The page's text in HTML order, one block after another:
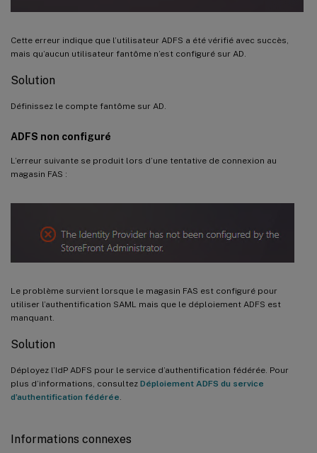
Cette erreur indique que l’utilisateur ADFS a été vérifié avec succès,
mais qu’aucun utilisateur fantôme n’est configuré sur AD.
Solution
Définissez le compte fantôme sur AD.
ADFS non configuré
L’erreur suivante se produit lors d’une tentative de connexion au
magasin FAS :
Le problème survient lorsque le magasin FAS est configuré pour
utiliser l’authentification SAML mais que le déploiement ADFS est
manquant.
Solution
Déployez l’IdP ADFS pour le service d’authentification fédérée. Pour
plus d’informations, consultez Déploiement ADFS du service
d’authentification fédérée
Informations connexes